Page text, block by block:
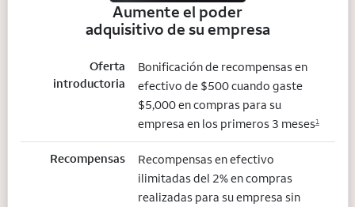
Aumente el poder
adquisitivo de su empresa
Oferta
introductoria
Bonificación de recompensas en
efectivo de $500 cuando gaste
$5,000 en compras para su
empresa en los primeros 3 meses1
Recompensas
Recompensas en efectivo
ilimitadas del 2% en compras
realizadas para su empresa sin